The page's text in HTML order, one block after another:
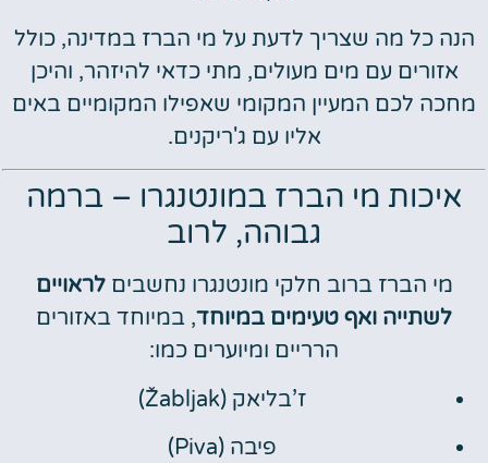
הנה כל מה שצריך לדעת על מי הברז במדינה, כולל
אזורים עם מים מעולים, מתי כדאי להיזהר, והיכן
מחכה לכם המעיין המקומי שאפילו המקומיים באים
אליו עם ג'ריקנים.
איכות מי הברז במונטנגרו – ברמה
גבוהה, לרוב
מי הברז ברוב חלקי מונטנגרו נחשביםלראויים
לשתייה ואף טעימים במיוחד, במיוחד באזורים
הרריים ומיוערים כמו:
ז’בליאק (Žabljak)
פיבה (Piva)